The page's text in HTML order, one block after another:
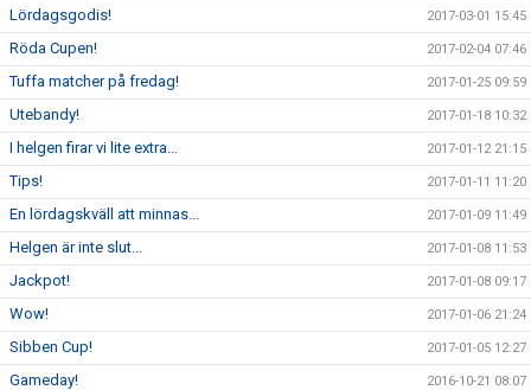
Lördagsgodis! 2017-03-01 15:45
Röda Cupen! 2017-02-04 07:46
Tuffa matcher på fredag! 2017-01-25 09:59
Utebandy! 2017-01-18 10:32
I helgen firar vi lite extra... 2017-01-12 21:15
Tips! 2017-01-11 11:20
En lördagskväll att minnas... 2017-01-09 11:49
Helgen är inte slut... 2017-01-08 11:53
Jackpot! 2017-01-08 09:17
Wow! 2017-01-06 21:24
Sibben Cup! 2017-01-05 12:27
Gameday! 2016-10-21 08:07